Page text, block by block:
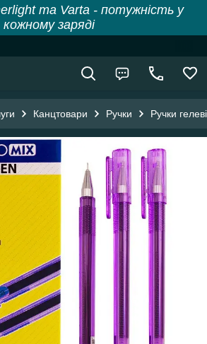
та Varta - потужність у
кожному заряді
Канцтовари Ручки Ручки